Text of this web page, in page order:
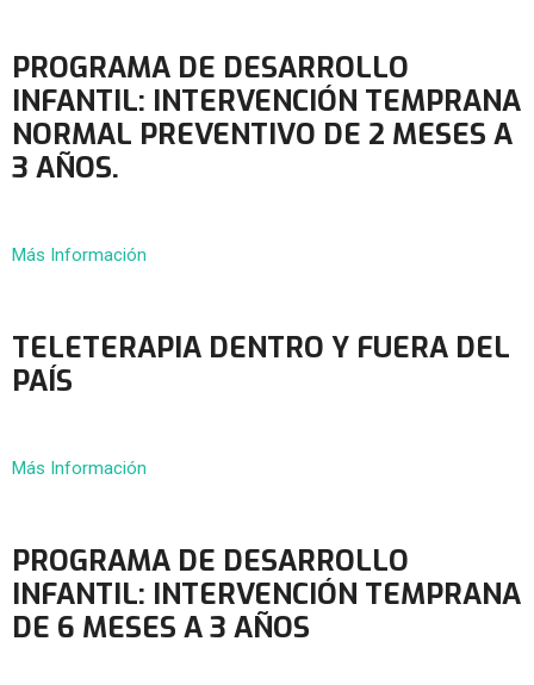
PROGRAMA DE DESARROLLO
INFANTIL: INTERVENCIÓN TEMPRANA
NORMAL PREVENTIVO DE 2 MESES A
3 AÑOS.
Más Información
TELETERAPIA DENTRO Y FUERA DEL
PAÍS
Más Información
PROGRAMA DE DESARROLLO
INFANTIL: INTERVENCIÓN TEMPRANA
DE 6 MESES A 3 AÑOS